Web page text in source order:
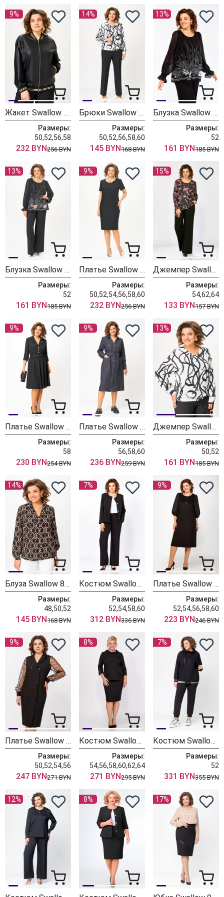
9%
Жакет Swallow 867 чёрный
Размеры:
50,52,56,58
232 BYN256 BYN
14%
Брюки Swallow 882
Размеры:
50,52,56,58,60
145 BYN168 BYN
13%
Блузка Swallow 803-5
Размеры:
52
161 BYN185 BYN
13%
Блузка Swallow 803-4
Размеры:
52
161 BYN185 BYN
9%
Платье Swallow 890
Размеры:
50,52,54,56,58,60
232 BYN256 BYN
15%
Джемпер Swallow 878-1
Размеры:
54,62,64
133 BYN157 BYN
9%
Платье Swallow 873
Размеры:
58
230 BYN254 BYN
9%
Платье Swallow 853 чёрный джинс
Размеры:
56,58,60
236 BYN259 BYN
13%
Джемпер Swallow 865
Размеры:
50,52
161 BYN185 BYN
14%
Блуза Swallow 841.1 чёрный в бежево-молочный принт
Размеры:
48,50,52
145 BYN168 BYN
7%
Костюм Swallow 868-3
Размеры:
52,54,58,60
312 BYN336 BYN
9%
Платье Swallow 793 черный
Размеры:
52,54,56,58,60
223 BYN246 BYN
9%
Платье Swallow 796 черный
Размеры:
50,52,54,56
247 BYN271 BYN
8%
Костюм Swallow 762.1 черный
Размеры:
54,56,58,60,62,64
271 BYN295 BYN
7%
Костюм Swallow 704 черный
Размеры:
52
331 BYN355 BYN
12% 8% 17%